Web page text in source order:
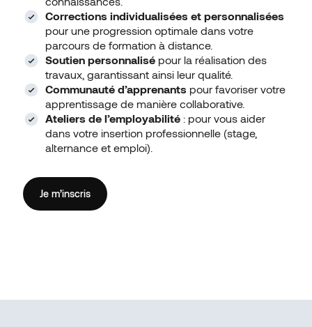
Corrections individualisées et personnalisées
pour une progression optimale dans votre
parcours de formation à distance.
Soutien personnalisé pour la réalisation des
travaux, garantissant ainsi leur qualité.
Communauté d’apprenants pour favoriser votre
apprentissage de manière collaborative.
Ateliers de l’employabilité : pour vous aider
dans votre insertion professionnelle (stage,
alternance et emploi).
Je m’inscris